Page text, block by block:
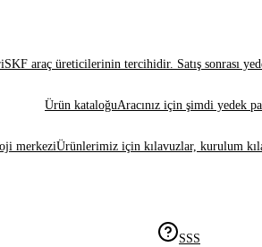
SKF araç üreticilerinin tercihidir. Satış sonrası
Ürün kataloğuAracınız için şimdi yedek
merkeziÜrünlerimiz için kılavuzlar, kurulum
SSS